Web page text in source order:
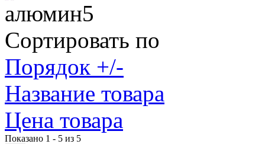
Сортировать по
Порядок +/-
Название товара
Цена товара
Показано 1 - 5 из 5